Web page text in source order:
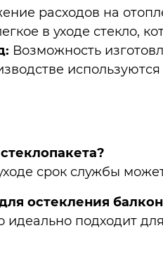
расходов на
в уходе стекло,
Возможность
срок службы
остекления
идеально подходит